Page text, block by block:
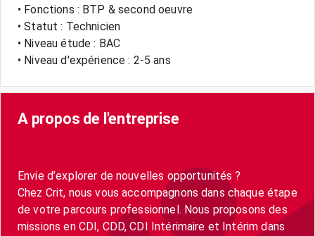
• Fonctions : BTP & second oeuvre
• Statut : Technicien
• Niveau étude : BAC
• Niveau d'expérience : 2-5 ans
A propos de l'entreprise
Envie d’explorer de nouvelles opportunités ?
Chez Crit, nous vous accompagnons dans chaque étape
de votre parcours professionnel. Nous proposons des
missions en CDI, CDD, CDI Intérimaire et Intérim dans